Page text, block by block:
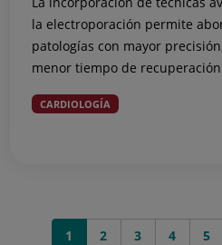
la electroporación permite
patologías con mayor
menor tiempo de recuperación
CARDIOLOGÍA
1 2 3 4 5